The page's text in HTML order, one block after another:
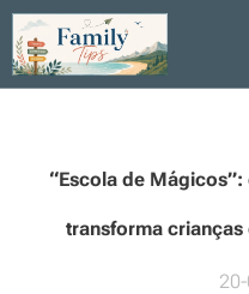
“Escola de
transforma crianças